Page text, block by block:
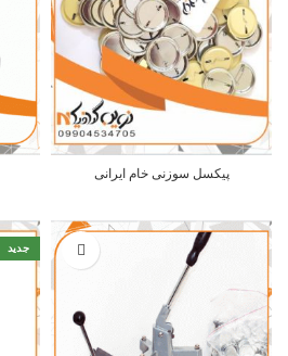
پیکسل سوزنی خام ایرانی
جدید